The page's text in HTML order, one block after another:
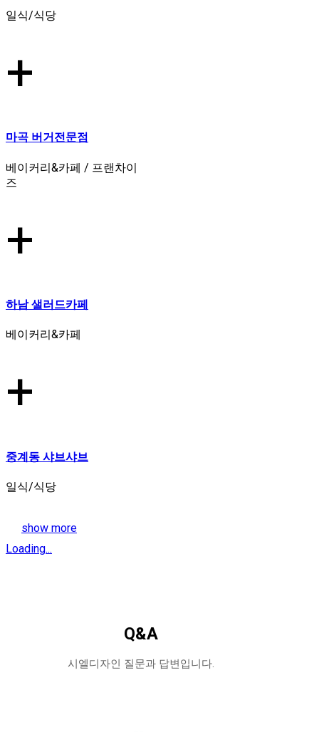
일식/식당
+
마곡 버거전문점
베이커리&카페 / 프랜차이
즈
+
하남 샐러드카페
베이커리&카페
+
중계동 샤브샤브
일식/식당
show more
Loading...
Q&A
시엘디자인 질문과 답변입니다.